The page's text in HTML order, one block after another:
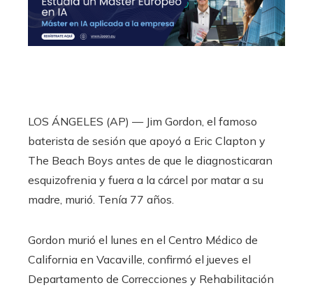
LOS ÁNGELES (AP) — Jim Gordon, el famoso
baterista de sesión que apoyó a Eric Clapton y
The Beach Boys antes de que le diagnosticaran
esquizofrenia y fuera a la cárcel por matar a su
madre, murió. Tenía 77 años.
Gordon murió el lunes en el Centro Médico de
California en Vacaville, confirmó el jueves el
Departamento de Correcciones y Rehabilitación